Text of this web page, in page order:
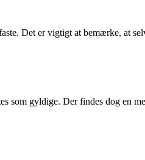
Det er vigtigt at bemærke, at
som gyldige. Der findes dog en